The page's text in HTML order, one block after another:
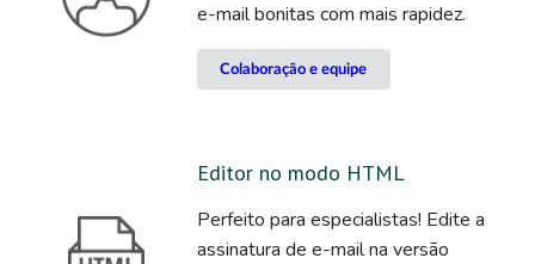
e-mail bonitas com mais rapidez.
Colaboração e equipe
Editor no modo HTML
Perfeito para especialistas! Edite a
assinatura de e-mail na versão